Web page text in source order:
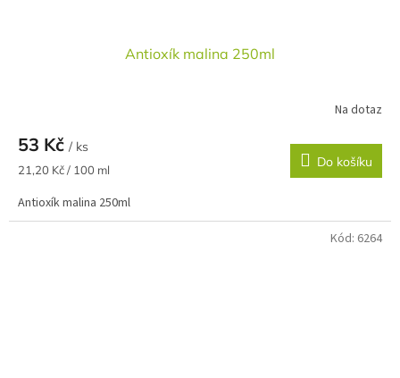
Antioxík malina 250ml
Na dotaz
53 Kč / ks
Měrná
21,20 Kč / 100 ml Do košíku
Antioxík malina 250ml
Kód: 6264